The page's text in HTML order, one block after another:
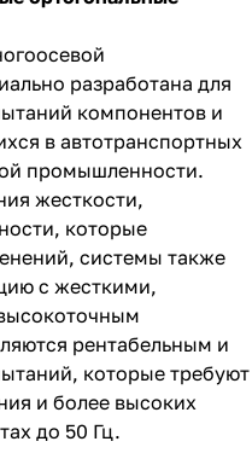
разработана для
компонентов и
в автотранспортных
промышленности.
жесткости,
которые
системы также
с жесткими,
рентабельным и
которые требуют
и более высоких
до 50 Гц.